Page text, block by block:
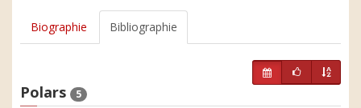
Biographie Bibliographie
Polars 5